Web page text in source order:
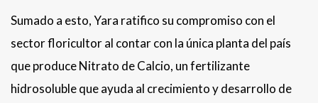
Sumado a esto, Yara ratifico su compromiso con el
sector floricultor al contar con la única planta del país
que produce Nitrato de Calcio, un fertilizante
hidrosoluble que ayuda al crecimiento y desarrollo de